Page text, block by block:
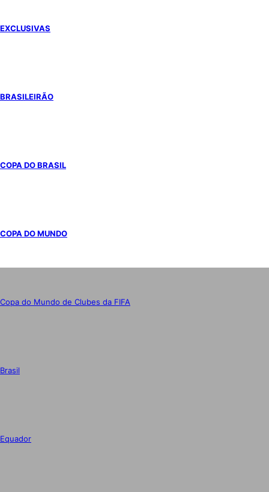
EXCLUSIVAS
BRASILEIRÃO
COPA DO BRASIL
COPA DO MUNDO
Copa do Mundo de Clubes da FIFA
Brasil
Equador